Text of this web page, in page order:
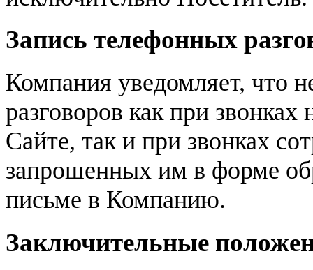
Запись телефонных
Компания уведомляет, что
разговоров как при
Сайте, так и при звонках
запрошенных им в форме
письме в Компанию.
Заключительные